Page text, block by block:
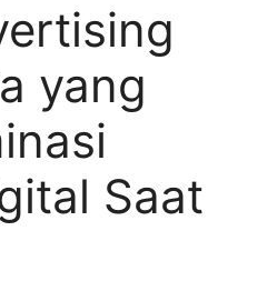
yang
Saat